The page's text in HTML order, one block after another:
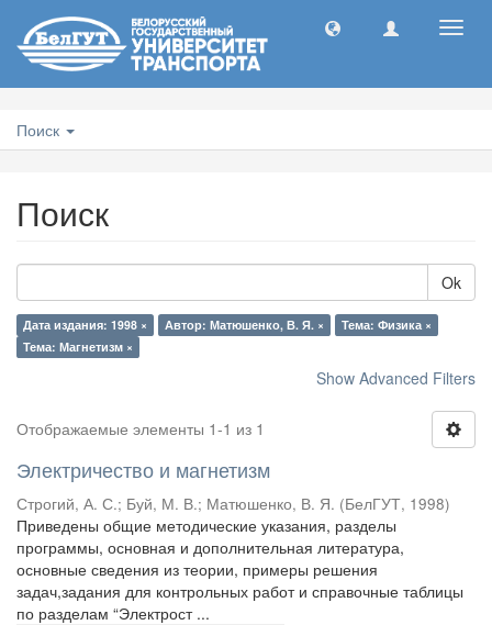
Поиск
Поиск
Ok
Дата издания: 1998 × Автор: Матюшенко, В. Я. ×
Тема: Физика ×
Тема: Магнетизм ×
Show Advanced Filters
Отображаемые элементы 1-1 из 1
Электричество и магнетизм
Строгий, А. С.; Буй, М. В.; Матюшенко, В. Я. (БелГУТ, 1998)
Приведены общие методические указания, разделы
программы, основная и дополнительная литература,
основные сведения из теории, примеры решения
задач,задания для контрольных работ и справочные таблицы
по разделам “Электрост ...